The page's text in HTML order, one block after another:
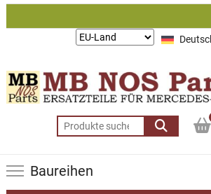
Zum
Lieferung
Suchen
nach:
Baureihen